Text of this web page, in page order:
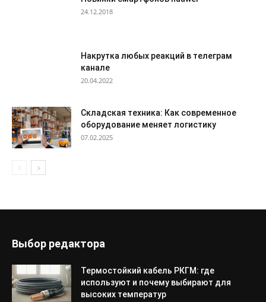
24.12.2018
Накрутка любых реакций в телеграм
канале
20.04.2022
Складская техника: Как современное
оборудование меняет логистику
07.02.2025
Выбор редактора
Термостойкий кабель РКГМ: где
используют и почему выбирают для
высоких температур